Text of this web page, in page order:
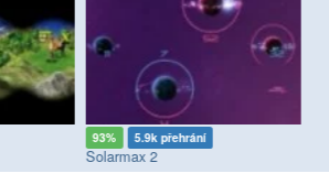
93% 5.9k přehrání
Solarmax 2